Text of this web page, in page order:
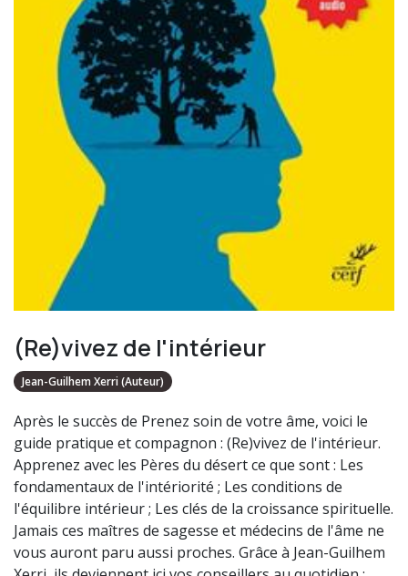
(Re)vivez de l'intérieur
Jean-Guilhem Xerri (Auteur)
Après le succès de Prenez soin de votre âme, voici le
guide pratique et compagnon : (Re)vivez de l'intérieur.
Apprenez avec les Pères du désert ce que sont : Les
fondamentaux de l'intériorité ; Les conditions de
l'équilibre intérieur ; Les clés de la croissance spirituelle.
Jamais ces maîtres de sagesse et médecins de l'âme ne
vous auront paru aussi proches. Grâce à Jean-Guilhem